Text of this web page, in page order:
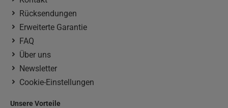
Rücksendungen
Erweiterte Garantie
FAQ
Über uns
Newsletter
Cookie-Einstellungen
Unsere Vorteile